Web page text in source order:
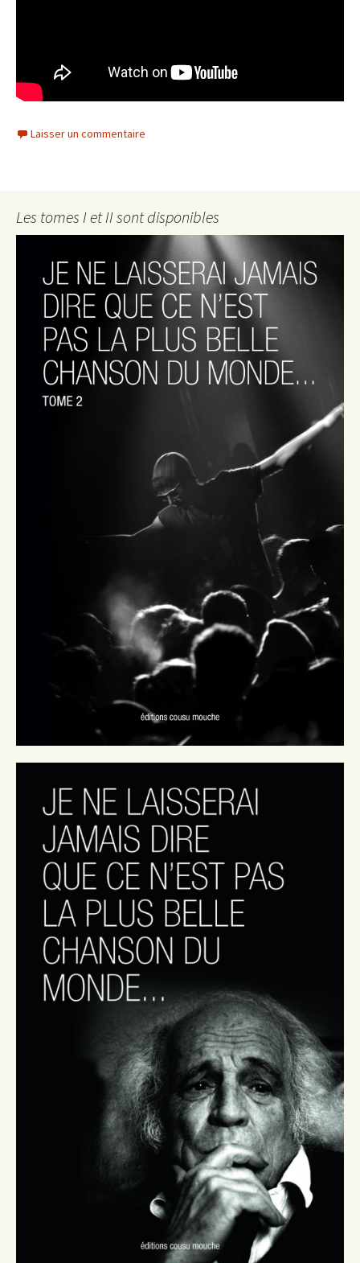
Laisser un commentaire
Les tomes I et II sont disponibles